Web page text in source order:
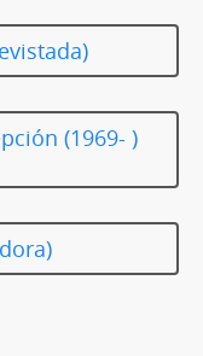
(1969- )